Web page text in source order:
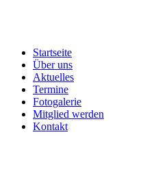
Startseite
Über uns
Aktuelles
Termine
Fotogalerie
Mitglied werden
Kontakt